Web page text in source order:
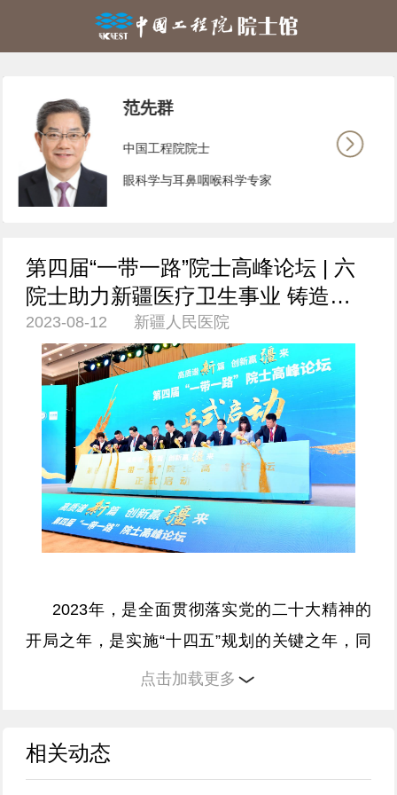
范先群
中国工程院院士
眼科学与耳鼻咽喉科学专家
第四届“一带一路”院士高峰论坛 | 六
院士助力新疆医疗卫生事业 铸造辐
射中亚医疗服务新格局
2023-08-12 新疆人民医院
2023年，是全面贯彻落实党的二十大精神的
开局之年，是实施“十四五”规划的关键之年，同
时也是共建“一带一路”倡议提出的十周年。
峰论坛于2023年6月30日至7月1日在乌鲁木齐新
点击加载更多
相关动态